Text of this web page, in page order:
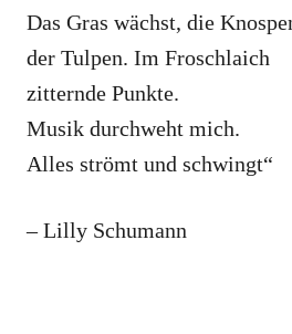
Das Gras wächst, die
der Tulpen. Im Froschlaich
zitternde Punkte.
Musik durchweht mich.
Alles strömt und schwingt“
– Lilly Schumann